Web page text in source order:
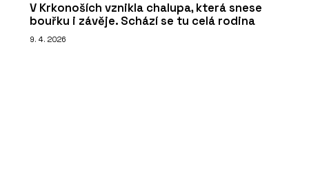
V Krkonoších vznikla chalupa, která snese
bouřku i závěje. Schází se tu celá rodina
9. 4. 2026